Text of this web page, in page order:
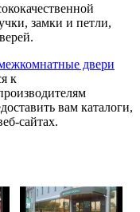
замки и петли,
двери
к
вам каталоги,
сайтах.